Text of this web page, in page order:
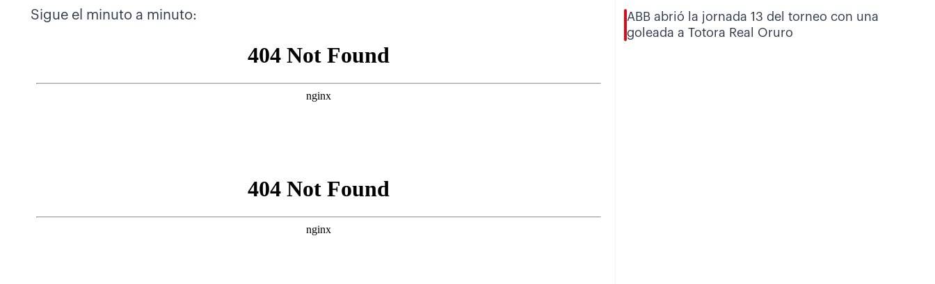
Sigue el minuto a minuto:
ABB abrió la jornada 13 del torneo con una
goleada a Totora Real Oruro